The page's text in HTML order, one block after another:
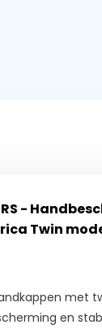
-
Twin
met
en